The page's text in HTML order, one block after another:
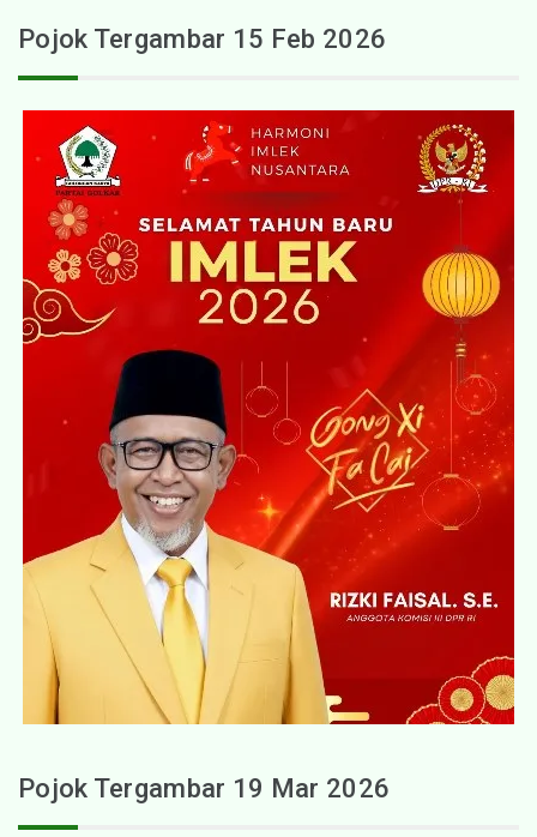
Pojok Tergambar 15 Feb 2026
Pojok Tergambar 19 Mar 2026